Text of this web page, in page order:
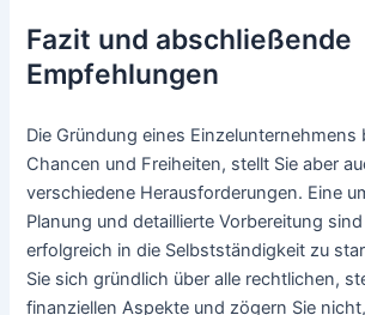
Fazit und abschließende
Empfehlungen
Die Gründung eines Einzelunternehmens
Chancen und Freiheiten, stellt Sie aber
verschiedene Herausforderungen. Eine
Planung und detaillierte Vorbereitung
erfolgreich in die Selbstständigkeit zu
Sie sich gründlich über alle rechtlichen,
finanziellen Aspekte und zögern Sie